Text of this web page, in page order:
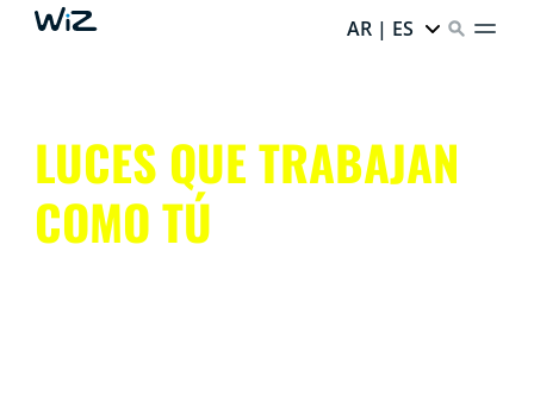
AR | ES
LUCES QUE TRABAJAN
COMO TÚ